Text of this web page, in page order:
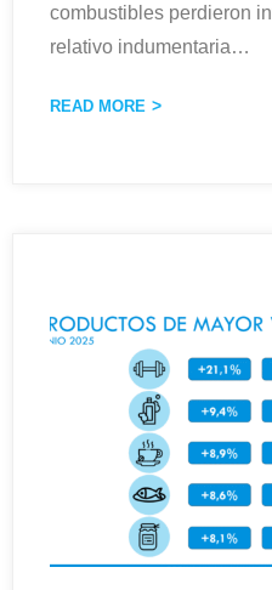
combustibles perdieron
relativo indumentaria…
READ MORE